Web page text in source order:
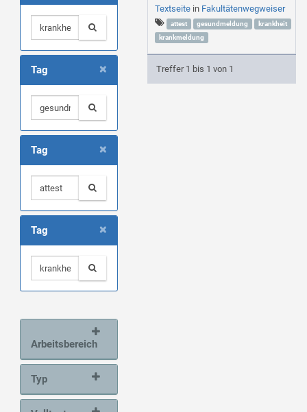
×
Tag
×
Tag
×
Tag
Arbeitsbereich
Typ
Textseite in Fakultätenwegweiser
attest gesundmeldung
krankheit
krankmeldung
Treffer 1 bis 1 von 1